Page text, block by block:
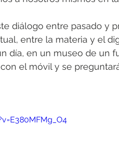
diálogo entre pasado y
entre la materia y el
día, en un museo de un
el móvil y se